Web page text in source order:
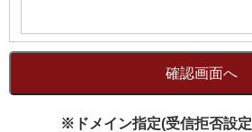
※ドメイン指定(受信拒否設